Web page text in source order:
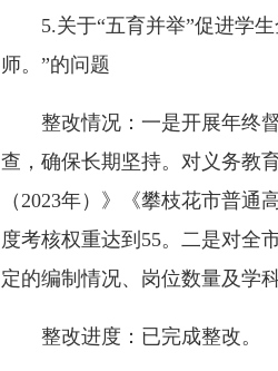
5.关于“五育并举”促进学生
师。”的问题
整改情况：一是开展年终督
查，确保长期坚持。对义务教
（2023年）》《攀枝花市普
度考核权重达到55。二是对全
定的编制情况、岗位数量及学
整改进度：已完成整改。